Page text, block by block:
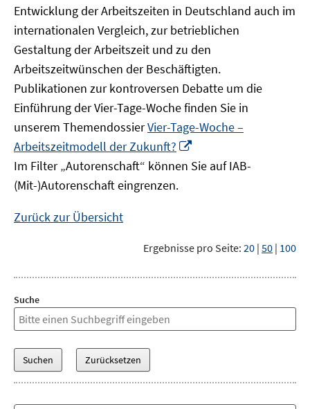
Entwicklung der Arbeitszeiten in Deutschland auch im
internationalen Vergleich, zur betrieblichen
Gestaltung der Arbeitszeit und zu den
Arbeitszeitwünschen der Beschäftigten.
Publikationen zur kontroversen Debatte um die
Einführung der Vier-Tage-Woche finden Sie in
unserem ThemendossierVier-Tage-Woche –
Arbeitszeitmodell der Zukunft?
neuem
Im Filter „Autorenschaft“ können Sie auf IAB-
(Mit-)Autorenschaft eingrenzen.
Zurück zur Übersicht
Ergebnisse pro Seite: 20 | 50 | 100
Suche